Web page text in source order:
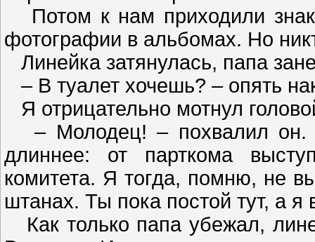
Потом к нам приходили
фотографии в альбомах. Но
Линейка затянулась, папа
– В туалет хочешь? – опять
Я отрицательно мотнул
– Молодец! – похвалил
длиннее: от парткома
комитета. Я тогда, помню, не
штанах. Ты пока постой тут, а
Как только папа убежал,